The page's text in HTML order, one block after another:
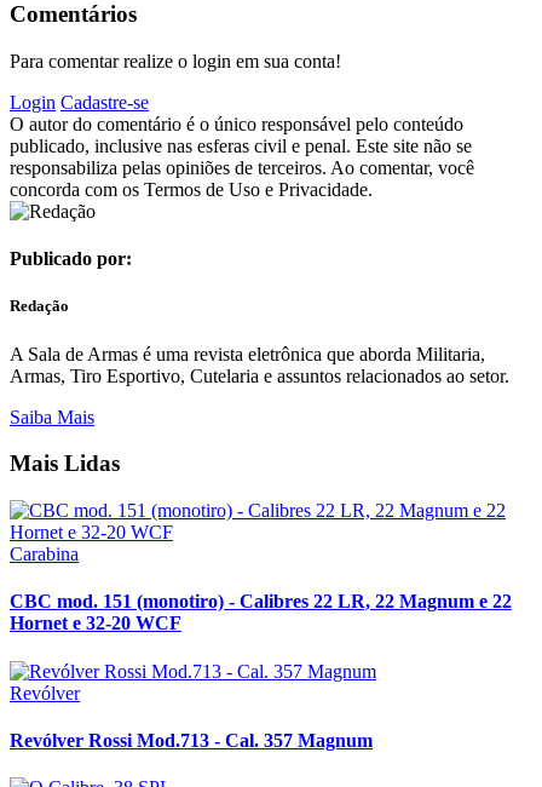
Comentários
Para comentar realize o login em sua conta!
Login Cadastre-se
O autor do comentário é o único responsável pelo conteúdo
publicado, inclusive nas esferas civil e penal. Este site não se
responsabiliza pelas opiniões de terceiros. Ao comentar, você
concorda com os Termos de Uso e Privacidade.
Publicado por:
Redação
A Sala de Armas é uma revista eletrônica que aborda Militaria,
Armas, Tiro Esportivo, Cutelaria e assuntos relacionados ao setor.
Saiba Mais
Mais Lidas
Carabina
CBC mod. 151 (monotiro) - Calibres 22 LR, 22 Magnum e 22
Hornet e 32-20 WCF
Revólver
Revólver Rossi Mod.713 - Cal. 357 Magnum